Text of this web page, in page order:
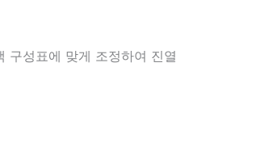
구성표에 맞게 조정하여 진열